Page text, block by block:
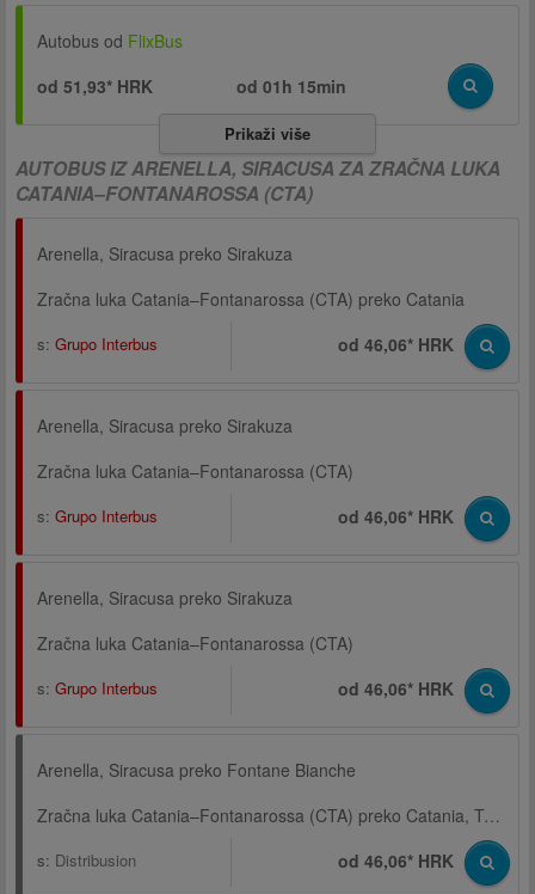
Autobus od FlixBus
od 51,93* HRK
od01h 15min
Prikaži više
AUTOBUS IZ ARENELLA, SIRACUSA ZA ZRAČNA LUKA
CATANIA–FONTANAROSSA (CTA)
Arenella, Siracusa preko Sirakuza
Zračna luka Catania–Fontanarossa (CTA) preko Catania
s: Grupo Interbus od 46,06* HRK
Arenella, Siracusa preko Sirakuza
Zračna luka Catania–Fontanarossa (CTA)
s: Grupo Interbus od 46,06* HRK
Arenella, Siracusa preko Sirakuza
Zračna luka Catania–Fontanarossa (CTA)
s: Grupo Interbus od 46,06* HRK
Arenella, Siracusa preko Fontane Bianche
Zračna luka Catania–Fontanarossa (CTA) preko Catania, Terminal, Via Archimede
s: Distribusion od 46,06* HRK